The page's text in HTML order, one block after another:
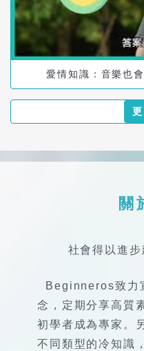
愛情知識：音樂也
關
社會得以進步
Beginneros致力
念，定期分享高質
初學者成為專家。
不同類型的冷知識